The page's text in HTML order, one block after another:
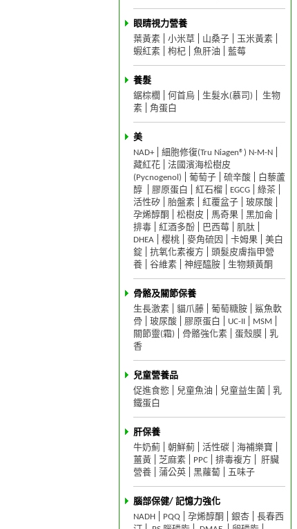
眼睛視力營養
葉黃素
小米草 山桑子
玉米黃素
蝦紅素
枸杞 魚肝油 藍莓
養髮
鋸棕櫚
何首烏 生髮水(慕司)
生物
素
角蛋白
美
NAD+
細胞修復(Tru Niagen®) N-M-N
藏紅花
法國濱海松樹皮
(Pycnogenol)
葡萄子 硫辛酸
白藜蘆
醇
膠原蛋白 紅石榴 EGCG
綠茶
活性矽
胎盤素 紅覆盆子
玻尿酸
孕烯醇酮
松樹皮 馬奇果
黑加侖
排毒
紅酒多酚 巴西莓
肌肽
DHEA
樱桃 麥角硫因 卡姆果
美白
錠
抗氧化素複方
頭髮皮膚指甲營
養
谷維素 神經醯胺 生物類黃酮
骨骼及關節保養
生長激素
貓爪藤 葡萄糖胺
鯊魚軟
骨
玻尿酸 膠原蛋白 UC-II
MSM
關節靈(霜)
骨骼強化素 蛋殼膜
乳
香
兒童營養品
促進食慾
兒童魚油 兒童益生菌
乳
鐵蛋白
肝保養
牛奶薊
朝鮮薊 活性碳
海補樂寶
薑黃
芝麻素 PPC 排毒複方
肝臟
營養
蒲公英 黑蘿蔔 五味子
腦部保健/ 記憶力強化
NADH
PQQ 孕烯醇酮 銀杏
長春西